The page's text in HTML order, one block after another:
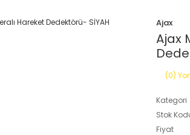
Ajax
Ajax
(0)
Kategori
Stok
Fiyat